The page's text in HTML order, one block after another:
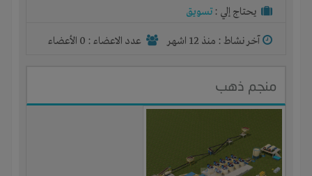
يحتاج إلي : تسويق
آخر نشاط : منذ 12 اشهر عدد الاعضاء : 0 الأعضاء
منجم ذهب